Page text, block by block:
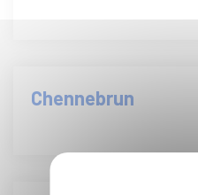
Chennebrun